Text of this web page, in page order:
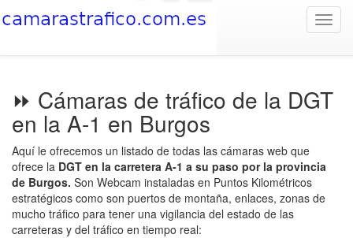
⏩ Cámaras de tráfico de la DGT
en la A-1 en Burgos
Aquí le ofrecemos un listado de todas las cámaras web que
ofrece la DGT en la carretera A-1 a su paso por la provincia
de Burgos. Son Webcam instaladas en Puntos Kilométricos
estratégicos como son puertos de montaña, enlaces, zonas de
mucho tráfico para tener una vigilancia del estado de las
carreteras y del tráfico en tiempo real: